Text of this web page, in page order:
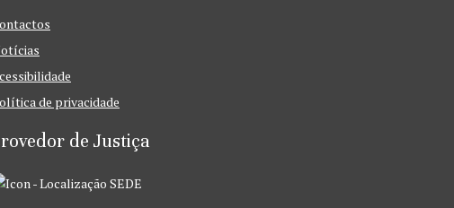
de privacidade
de Justiça
SEDE